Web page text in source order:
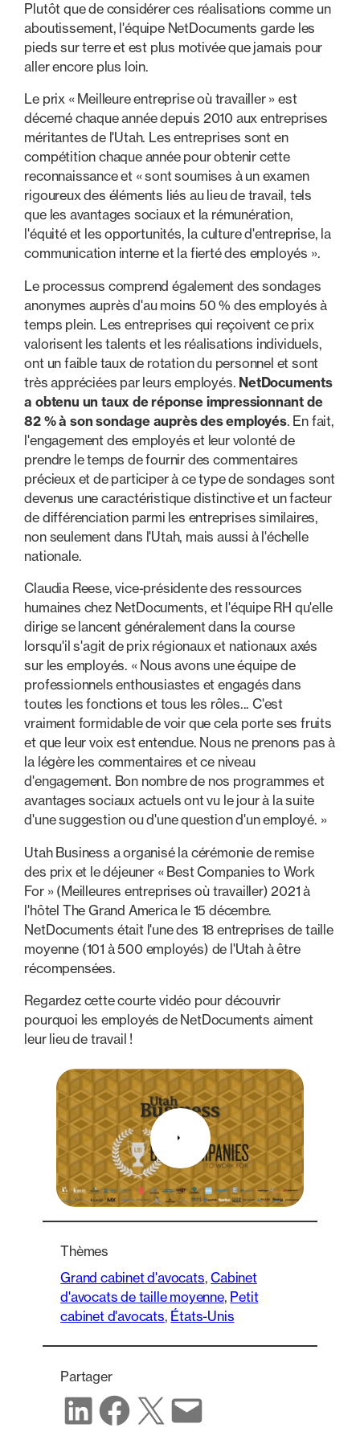
Plutôt que de considérer ces réalisations comme un
aboutissement, l'équipe NetDocuments garde les
pieds sur terre et est plus motivée que jamais pour
aller encore plus loin.
Le prix « Meilleure entreprise où travailler » est
décerné chaque année depuis 2010 aux entreprises
méritantes de l'Utah. Les entreprises sont en
compétition chaque année pour obtenir cette
reconnaissance et « sont soumises à un examen
rigoureux des éléments liés au lieu de travail, tels
que les avantages sociaux et la rémunération,
l'équité et les opportunités, la culture d'entreprise, la
communication interne et la fierté des employés ».
Le processus comprend également des sondages
anonymes auprès d'au moins 50 % des employés à
temps plein. Les entreprises qui reçoivent ce prix
valorisent les talents et les réalisations individuels,
ont un faible taux de rotation du personnel et sont
très appréciées par leurs employés. NetDocuments
a obtenu un taux de réponse impressionnant de
82 % à son sondage auprès des employés. En fait,
l'engagement des employés et leur volonté de
prendre le temps de fournir des commentaires
précieux et de participer à ce type de sondages sont
devenus une caractéristique distinctive et un facteur
de différenciation parmi les entreprises similaires,
non seulement dans l'Utah, mais aussi à l'échelle
nationale.
Claudia Reese, vice-présidente des ressources
humaines chez NetDocuments, et l'équipe RH qu'elle
dirige se lancent généralement dans la course
lorsqu'il s'agit de prix régionaux et nationaux axés
sur les employés. « Nous avons une équipe de
professionnels enthousiastes et engagés dans
toutes les fonctions et tous les rôles... C'est
vraiment formidable de voir que cela porte ses fruits
et que leur voix est entendue. Nous ne prenons pas à
la légère les commentaires et ce niveau
d'engagement. Bon nombre de nos programmes et
avantages sociaux actuels ont vu le jour à la suite
d'une suggestion ou d'une question d'un employé. »
Utah Business a organisé la cérémonie de remise
des prix et le déjeuner « Best Companies to Work
For » (Meilleures entreprises où travailler) 2021 à
l'hôtel The Grand America le 15 décembre.
NetDocuments était l'une des 18 entreprises de taille
moyenne (101 à 500 employés) de l'Utah à être
récompensées.
Regardez cette courte vidéo pour découvrir
pourquoi les employés de NetDocuments aiment
leur lieu de travail !
Thèmes
Grand cabinet d'avocats, Cabinet
d'avocats de taille moyenne, Petit
cabinet d'avocats, États-Unis
Partager
Partager sur LinkedIn
Partager sur Facebook
Partager sur X Partager par e-mail